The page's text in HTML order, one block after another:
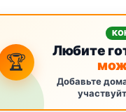
🏆
Любите
Добавьте